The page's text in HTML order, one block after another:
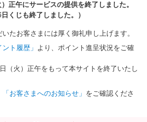
正午にサービスの提供を終了しました。
日くじも終了しました。）
たお客さまには厚く御礼申し上げます。
ント履歴」
より、ポイント進呈状況をご確
（火）正午をもって本サイトを終了いたし
「お客さまへのお知らせ」 をご確認くださ